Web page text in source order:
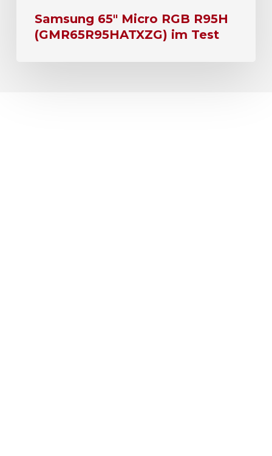
Samsung 65″ Micro RGB R95H
(GMR65R95HATXZG) im Test